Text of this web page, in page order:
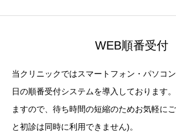
WEB順番受付
当クリニックではスマートフォン・パソコ
日の順番受付システムを導入しております
ますので、待ち時間の短縮のためお気軽に
と初診は同時に利用できません)。